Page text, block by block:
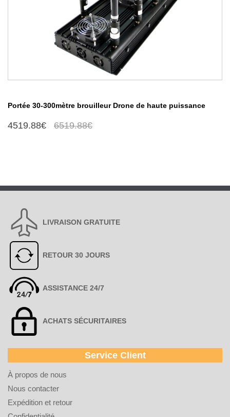
Portée 30-300mètre brouilleur Drone de haute puissance
4519.88€ 6519.88€
LIVRAISON GRATUITE
RETOUR 30 JOURS
ASSISTANCE 24/7
ACHATS SÉCURITAIRES
Service Client
À propos de nous
Nous contacter
Expédition et retour